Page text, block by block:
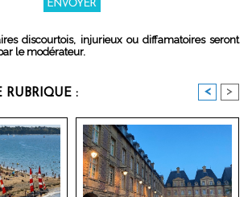
discourtois, injurieux ou diffamatoires seront
le modérateur.
RUBRIQUE : < >